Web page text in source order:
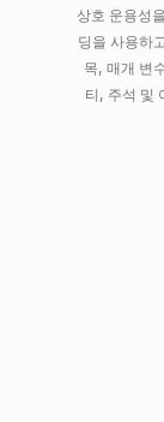
상호 운용성
딩을 사용하
목, 매개 변
티, 주석 및